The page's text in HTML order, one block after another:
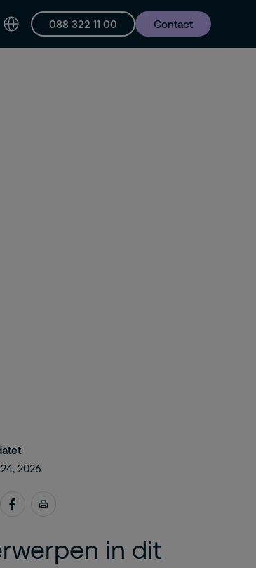
088 322 11 00 Contact
Vacatures
2026
in dit